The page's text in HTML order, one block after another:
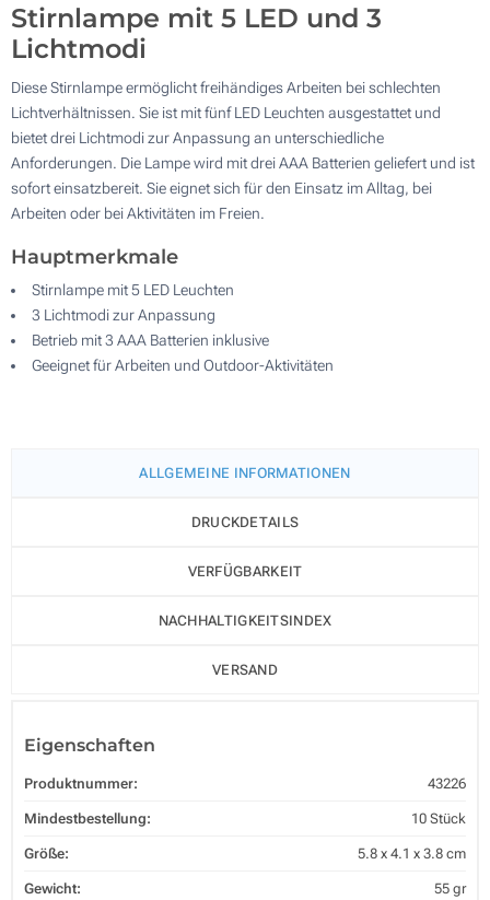
Stirnlampe mit 5 LED und 3
Lichtmodi
Diese Stirnlampe ermöglicht freihändiges Arbeiten bei schlechten
Lichtverhältnissen. Sie ist mit fünf LED Leuchten ausgestattet und
bietet drei Lichtmodi zur Anpassung an unterschiedliche
Anforderungen. Die Lampe wird mit drei AAA Batterien geliefert und ist
sofort einsatzbereit. Sie eignet sich für den Einsatz im Alltag, bei
Arbeiten oder bei Aktivitäten im Freien.
Hauptmerkmale
Stirnlampe mit 5 LED Leuchten
3 Lichtmodi zur Anpassung
Betrieb mit 3 AAA Batterien inklusive
Geeignet für Arbeiten und Outdoor-Aktivitäten
ALLGEMEINE INFORMATIONEN
DRUCKDETAILS
VERFÜGBARKEIT
NACHHALTIGKEITSINDEX
VERSAND
Eigenschaften
Produktnummer: 43226
Mindestbestellung: 10 Stück
Größe: 5.8 x 4.1 x 3.8 cm
Gewicht: 55 gr